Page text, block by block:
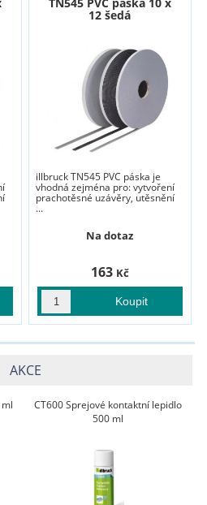
12 šedá
illbruck TN545 PVC páska je
vhodná zejména pro: vytvoření
prachotěsné uzávěry, utěsnění
...
Na dotaz
163 Kč
AKCE
CT600 Sprejové kontaktní lepidlo
500 ml